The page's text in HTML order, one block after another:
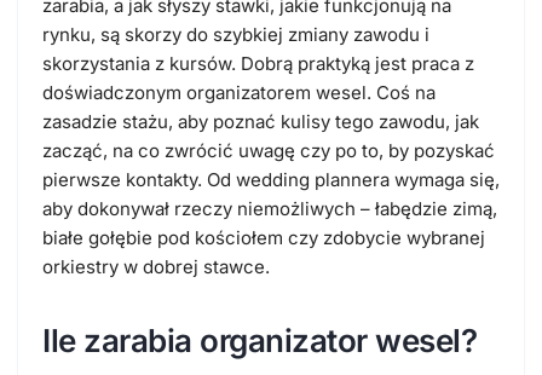
zarabia, a jak słyszy stawki, jakie funkcjonują na
rynku, są skorzy do szybkiej zmiany zawodu i
skorzystania z kursów. Dobrą praktyką jest praca z
doświadczonym organizatorem wesel. Coś na
zasadzie stażu, aby poznać kulisy tego zawodu, jak
zacząć, na co zwrócić uwagę czy po to, by pozyskać
pierwsze kontakty. Od wedding plannera wymaga się,
aby dokonywał rzeczy niemożliwych – łabędzie zimą,
białe gołębie pod kościołem czy zdobycie wybranej
orkiestry w dobrej stawce.
Ile zarabia organizator wesel?